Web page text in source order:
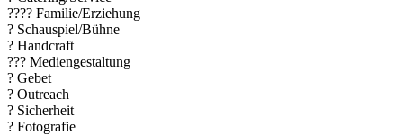
?‍?‍?‍? Familie/Erziehung
? Schauspiel/Bühne
?️ Handcraft
??‍? Mediengestaltung
? Gebet
? Outreach
? Sicherheit
? Fotografie